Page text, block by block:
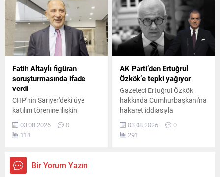
değerlendirecek.
hareketlere ilişkin
incelemelerin sürdüğü
bildirildi.
Fatih Altaylı figüran
soruşturmasında ifade
verdi
CHP'nin Sarıyer'deki üye
katılım törenine ilişkin
yürütülen soruşturma
kapsamında gazeteci Fatih
Altaylı, İstanbul Adalet
Altaylı, adliye girişinde basın
mensuplarının sorularını
03.08.2026
0
114
AK Parti’den Ertuğrul
Özkök’e tepki yağıyor
Gazeteci Ertuğrul Özkök
hakkında Cumhurbaşkanı'na
hakaret iddiasıyla
soruşturma başlatılmasının
ardından AK Parti Sözcüsü
Ömer Çelik açıklamalarda
03.08.2026
0
291
Bir Yorum Yazın